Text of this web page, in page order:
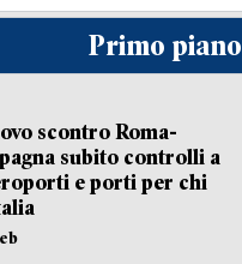
Primo piano
scontro Roma-
subito controlli a
e porti per chi